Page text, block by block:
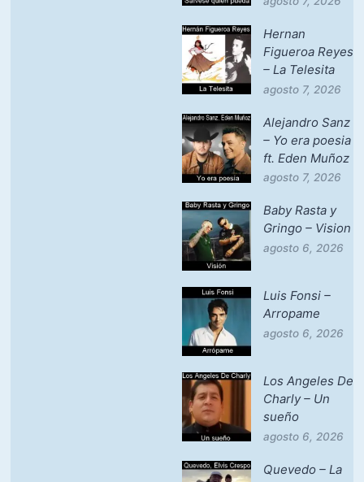
Hernan
Figueroa Reyes
– La Telesita
agosto 7, 2026
Alejandro Sanz
– Yo era poesia
ft. Eden Muñoz
agosto 7, 2026
Baby Rasta y
Gringo – Vision
agosto 6, 2026
Luis Fonsi –
Arropame
agosto 6, 2026
Los Angeles De
Charly – Un
sueño
agosto 6, 2026
Quevedo – La